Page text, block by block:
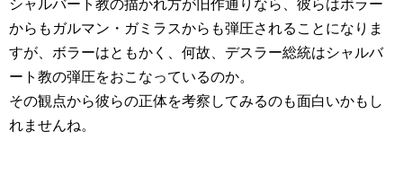
シャルバート教の描かれ方が旧作通りなら、彼らはボラー
からもガルマン・ガミラスからも弾圧されることになりま
すが、ボラーはともかく、何故、デスラー総統はシャルバ
ート教の弾圧をおこなっているのか。
その観点から彼らの正体を考察してみるのも面白いかもし
れませんね。